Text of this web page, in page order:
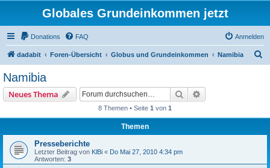
Globales Grundeinkommen jetzt
Donations FAQ Anmelden
dadabit Foren-Übersicht Globus und Grundeinkommen Namibia
Namibia
Neues Thema Suche
8 Themen • Seite 1 von 1
Themen
Presseberichte
Letzter Beitrag von KlBi « Do Mai 27, 2010 4:34 pm
Antworten: 3